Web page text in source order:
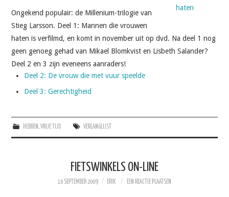
Ongekend populair: de Millenium-trilogie van
Stieg Larsson. Deel 1: Mannen die vrouwen
haten is verfilmd, en komt in november uit op dvd. Na deel 1 nog
geen genoeg gehad van Mikael Blomkvist en Lisbeth Salander?
Deel 2 en 3 zijn eveneens aanraders!
Deel 2: De vrouw die met vuur speelde
Deel 3: Gerechtigheid
HEBBEN ,VRIJE TIJD VERLANGLIJST
FIETSWINKELS ON-LINE
10 SEPTEMBER 2009 ERIK EEN REACTIE PLAATSEN